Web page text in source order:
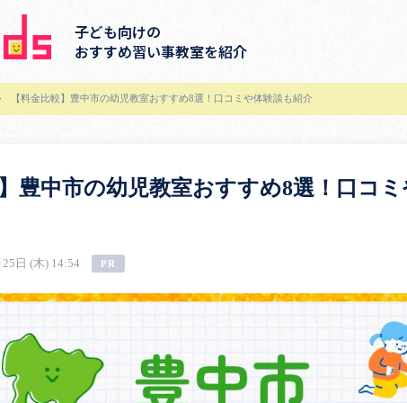
子ども向けの
おすすめ習い事教室を紹介
【料金比較】豊中市の幼児教室おすすめ8選！口コミや体験談も紹介
】豊中市の幼児教室おすすめ8選！口コ
日 (木) 14:54 PR